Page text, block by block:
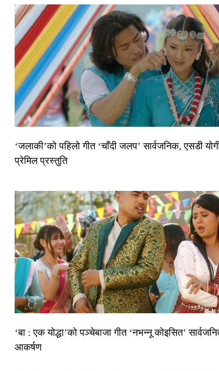
‘जलाकी’को पहिलो गीत ‘चाँदी जलप’ सार्वजनिक, एसडी
प्रेमिल प्रस्तुति
‘बा : एक योद्धा’को पञ्चेबाजा गीत ‘नभन्नू कोइसित’
आकर्षण